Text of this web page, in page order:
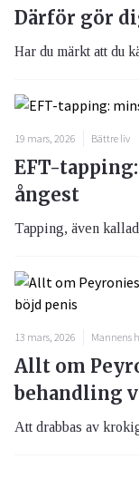
Därför gör
Har du märkt att du
19 mars, 2026 Bättre liv
EFT-
ångest
Tapping, även
13 mars, 2026 Mannens
Allt om
behandling
Att drabbas av